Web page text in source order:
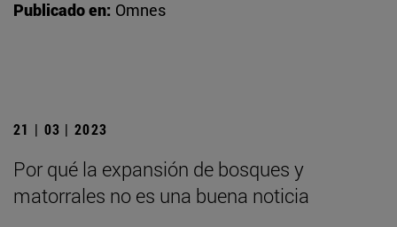
Publicado en: Omnes
21 | 03 | 2023
Por qué la expansión de bosques y
matorrales no es una buena noticia